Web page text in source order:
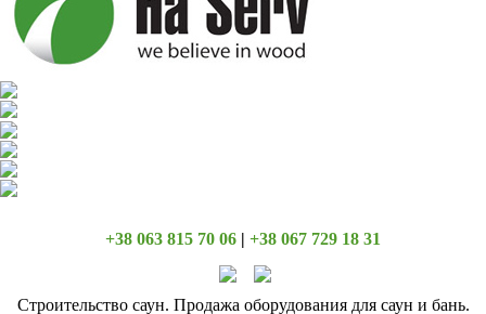
+38 063 815 70 06 +38 067 729 18 31
Строительство саун. Продажа оборудования для саун и бань.